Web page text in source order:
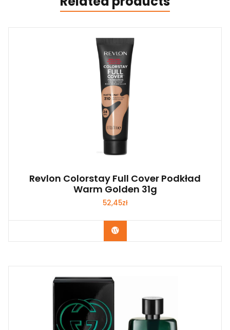
Revlon Colorstay Full Cover Podkład
Warm Golden 31g
52,45zł
Zobacz